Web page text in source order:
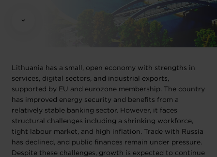
Lithuania has a small, open economy with strengths in
services, digital sectors, and industrial exports,
supported by EU and eurozone membership. The country
has improved energy security and benefits from a
relatively stable banking sector. However, it faces
structural challenges including a shrinking workforce,
tight labour market, and high inflation. Trade with Russia
has declined, and public finances remain under pressure.
Despite these challenges, growth is expected to continue